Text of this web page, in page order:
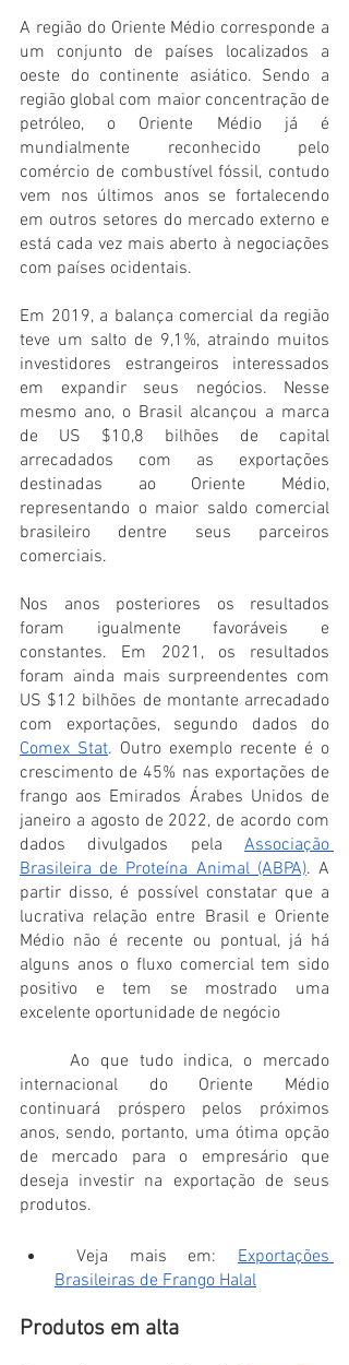
A região do Oriente Médio corresponde a
um conjunto de países localizados a
oeste do continente asiático. Sendo a
região global com maior concentração de
petróleo, o Oriente Médio já é
mundialmente reconhecido pelo
comércio de combustível fóssil, contudo
vem nos últimos anos se fortalecendo
em outros setores do mercado externo e
está cada vez mais aberto à negociações
com países ocidentais.
Em 2019, a balança comercial da região
teve um salto de 9,1%, atraindo muitos
investidores estrangeiros interessados
em expandir seus negócios. Nesse
mesmo ano, o Brasil alcançou a marca
de US $10,8 bilhões de capital
arrecadados com as exportações
destinadas ao Oriente Médio,
representando o maior saldo comercial
brasileiro dentre seus parceiros
comerciais.
Nos anos posteriores os resultados
foram igualmente favoráveis e
constantes. Em 2021, os resultados
foram ainda mais surpreendentes com
US $12 bilhões de montante arrecadado
Comex Stat. Outro exemplo recente é o
crescimento de 45% nas exportações de
frango aos Emirados Árabes Unidos de
janeiro a agosto de 2022, de acordo com
dados divulgados pela Associação
Brasileira de Proteína Animal (ABPA). A
partir disso, é possível constatar que a
lucrativa relação entre Brasil e Oriente
Médio não é recente ou pontual, já há
alguns anos o fluxo comercial tem sido
positivo e tem se mostrado uma
excelente oportunidade de negócio
internacional do Oriente Médio
continuará próspero pelos próximos
anos, sendo, portanto, uma ótima opção
de mercado para o empresário que
deseja investir na exportação de seus
produtos.
Veja mais em: Exportações
Brasileiras de Frango Halal
Produtos em alta